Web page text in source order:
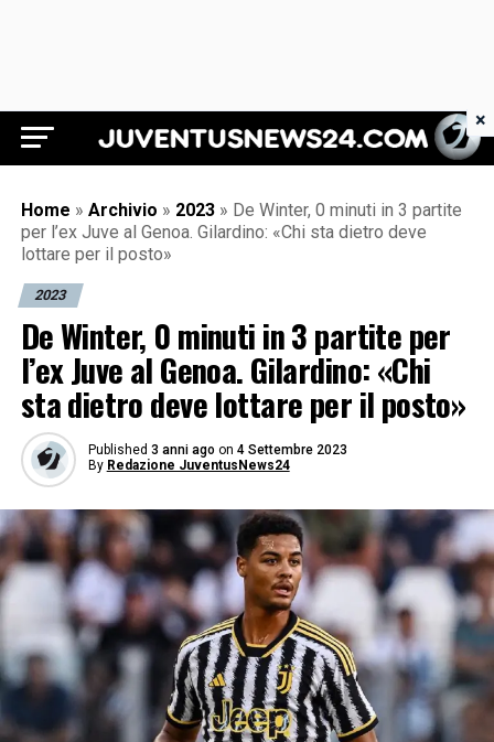
Juventus News 24
Home » Archivio » 2023 » De Winter, 0 minuti in 3 partite
per l’ex Juve al Genoa. Gilardino: «Chi sta dietro deve
lottare per il posto»
2023
De Winter, 0 minuti in 3 partite per
l’ex Juve al Genoa. Gilardino: «Chi
sta dietro deve lottare per il posto»
Published 3 anni ago on 4 Settembre 2023
By Redazione JuventusNews24
×